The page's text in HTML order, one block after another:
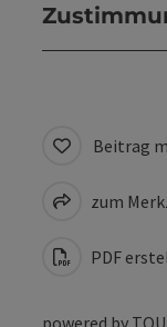
Beitrag
zum
PDF
powered by